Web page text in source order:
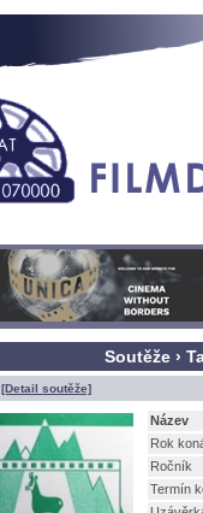
Soutěže ›
[Detail soutěže]
Název
Rok
Ročník
Termín